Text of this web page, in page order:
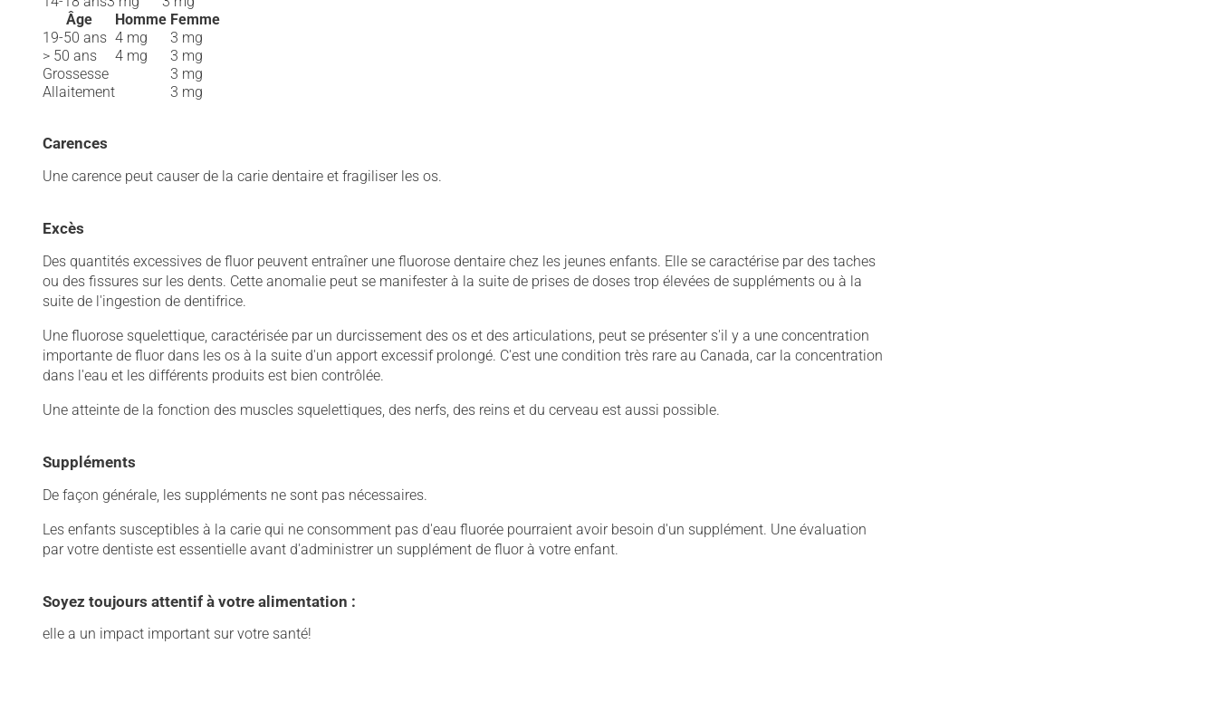
Âge
Homme Femme
19-50 ans 4 mg
3 mg
> 50 ans
4 mg
3 mg
Grossesse
3 mg
Allaitement
3 mg
Carences
Une carence peut causer de la carie dentaire et fragiliser les os.
Excès
Des quantités excessives de fluor peuvent entraîner une fluorose dentaire chez les jeunes enfants. Elle se caractérise par des taches
ou des fissures sur les dents. Cette anomalie peut se manifester à la suite de prises de doses trop élevées de suppléments ou à la
suite de l'ingestion de dentifrice.
Une fluorose squelettique, caractérisée par un durcissement des os et des articulations, peut se présenter s'il y a une concentration
importante de fluor dans les os à la suite d'un apport excessif prolongé. C'est une condition très rare au Canada, car la concentration
dans l'eau et les différents produits est bien contrôlée.
Une atteinte de la fonction des muscles squelettiques, des nerfs, des reins et du cerveau est aussi possible.
Suppléments
De façon générale, les suppléments ne sont pas nécessaires.
Les enfants susceptibles à la carie qui ne consomment pas d'eau fluorée pourraient avoir besoin d'un supplément. Une évaluation
par votre dentiste est essentielle avant d'administrer un supplément de fluor à votre enfant.
Soyez toujours attentif à votre alimentation :
elle a un impact important sur votre santé!